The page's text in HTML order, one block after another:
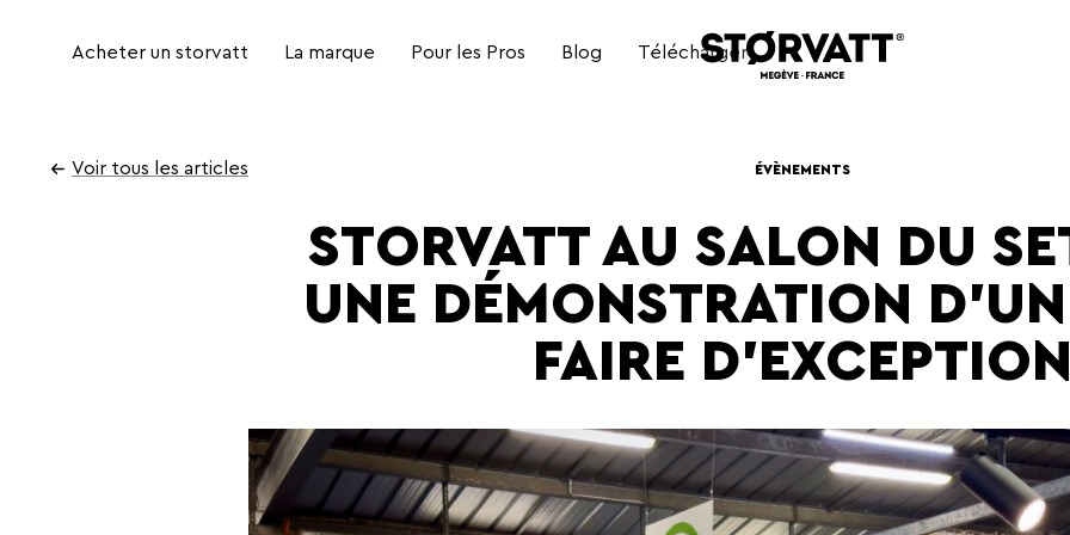
contenu
Acheter un storvatt
BAIN NORDIQUE ÉLECTRIQUE
BAIN NORDIQUE HYBRIDE
La marque Pour les Pros Blog Télécharger
Voir tous les articles ÉVÈNEMENTS
STORVATT AU SALON DU
UNE DÉMONSTRATION
FAIRE D’EXCEPTION